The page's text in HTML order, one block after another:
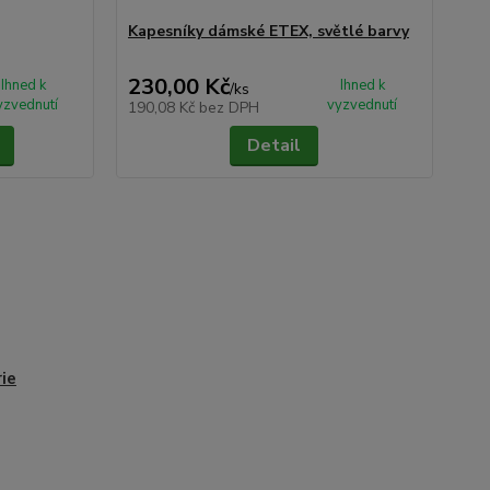
Ihned k
Kapesníky dámské ETEX, světlé barvy
230,00 Kč/ks
190,08 Kč bez DPH
Ihned k
vyzvednutí
Detail